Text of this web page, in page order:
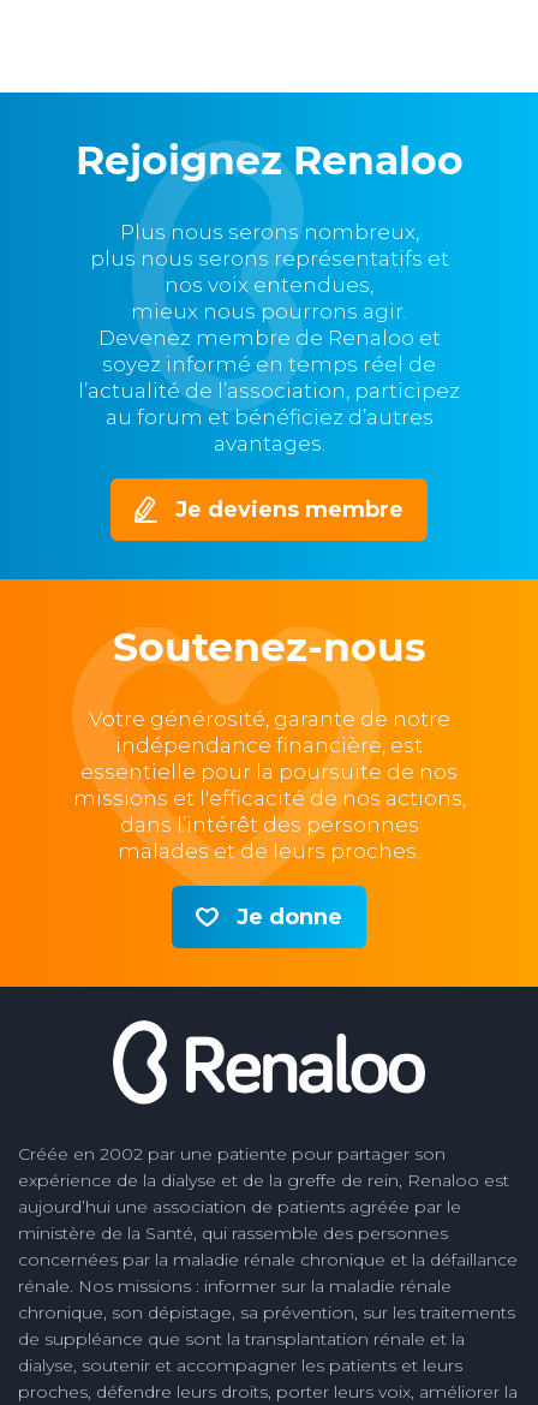
Rejoignez Renaloo
Plus nous serons nombreux,
plus nous serons représentatifs et
nos voix entendues,
mieux nous pourrons agir.
Devenez membre de Renaloo et
soyez informé en temps réel de
l’actualité de l’association, participez
au forum et bénéficiez d’autres
avantages.
Je deviens membre
Soutenez-nous
Votre générosité, garante de notre
indépendance financière, est
essentielle pour la poursuite de nos
missions et l'efficacité de nos actions,
dans l’intérêt des personnes
malades et de leurs proches.
Je donne
Créée en 2002 par une patiente pour partager son
expérience de la dialyse et de la greffe de rein, Renaloo est
aujourd’hui une association de patients agréée par le
ministère de la Santé, qui rassemble des personnes
concernées par la maladie rénale chronique et la défaillance
rénale. Nos missions : informer sur la maladie rénale
chronique, son dépistage, sa prévention, sur les traitements
de suppléance que sont la transplantation rénale et la
dialyse, soutenir et accompagner les patients et leurs
proches, défendre leurs droits, porter leurs voix, améliorer la